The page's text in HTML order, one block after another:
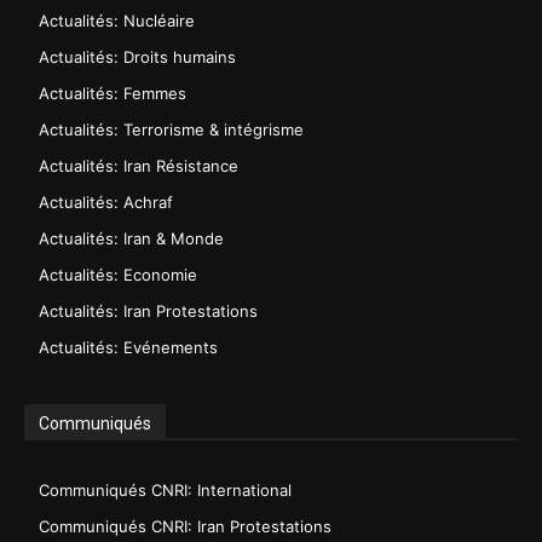
Actualités: Nucléaire
Actualités: Droits humains
Actualités: Femmes
Actualités: Terrorisme & intégrisme
Actualités: Iran Résistance
Actualités: Achraf
Actualités: Iran & Monde
Actualités: Economie
Actualités: Iran Protestations
Actualités: Evénements
Communiqués
Communiqués CNRI: International
Communiqués CNRI: Iran Protestations